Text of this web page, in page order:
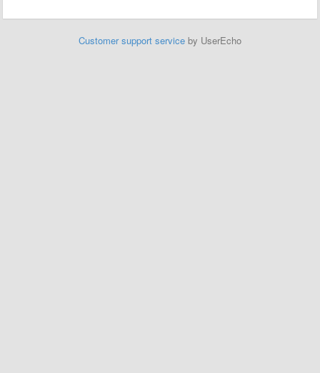
Customer support service by UserEcho